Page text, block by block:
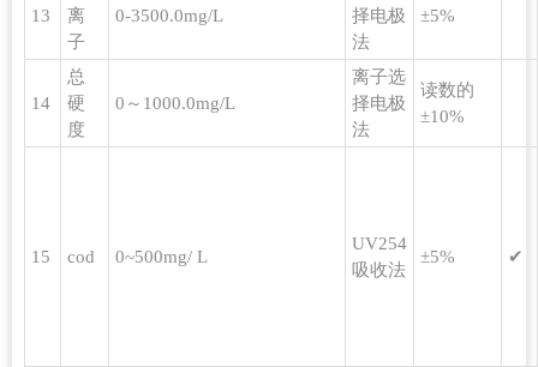
13
离
子
0-3500.0mg/L
择电极
法
±5%
14
总
硬
度
0～1000.0mg/L
离子选
择电极
法
读数的
±10%
15 cod 0~500mg/ L
UV254
吸收法
±5% ✔